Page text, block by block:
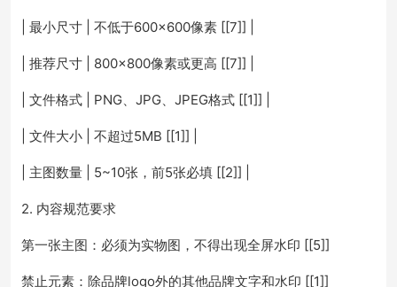
| 最小尺寸 | 不低于600×600像素 [[7]] |
| 推荐尺寸 | 800×800像素或更高 [[7]] |
| 文件格式 | PNG、JPG、JPEG格式 [[1]] |
| 文件大小 | 不超过5MB [[1]] |
| 主图数量 | 5~10张，前5张必填 [[2]] |
2. 内容规范要求
第一张主图：必须为实物图，不得出现全屏水印 [[5]]
禁止元素：除品牌logo外的其他品牌文字和水印 [[1]]